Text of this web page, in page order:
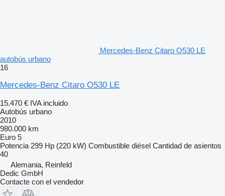
Mercedes-Benz Citaro O530 LE
autobús urbano
16
Mercedes-Benz Citaro O530 LE
15.470 € IVA incluido
Autobús urbano
2010
980.000 km
Euro 5
Potencia 299 Hp (220 kW) Combustible diésel Cantidad de asientos
40
Alemania, Reinfeld
Dedic GmbH
Contacte con el vendedor